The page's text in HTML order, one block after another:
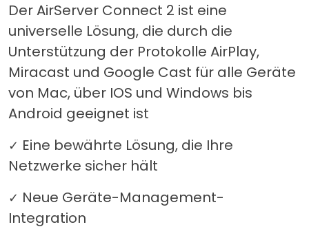
Der AirServer Connect 2 ist eine
universelle Lösung, die durch die
Unterstützung der Protokolle AirPlay,
Miracast und Google Cast für alle Geräte
von Mac, über IOS und Windows bis
Android geeignet ist
✓ Eine bewährte Lösung, die Ihre
Netzwerke sicher hält
✓ Neue Geräte-Management-
Integration